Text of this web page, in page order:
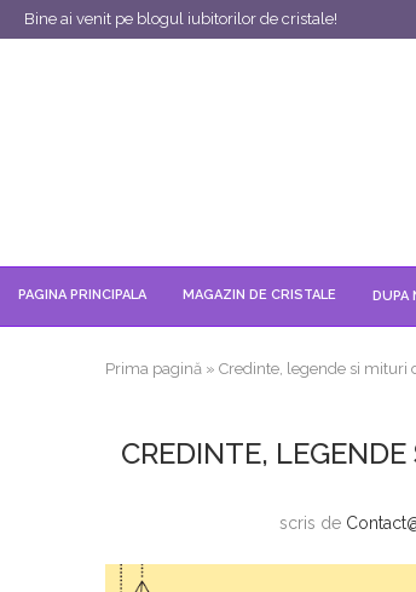
Bine ai venit pe blogul iubitorilor de cristale!
PAGINA PRINCIPALA MAGAZIN DE CRISTALE DUPA
Prima pagină » Credinte, legende si mituri
CREDINTE,
scris de